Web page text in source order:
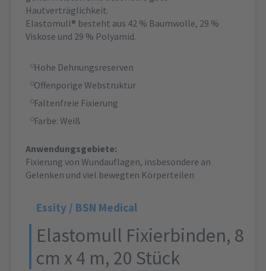
Hautverträglichkeit.
Elastomull® besteht aus 42 % Baumwolle, 29 %
Viskose und 29 % Polyamid.
Hohe Dehnungsreserven
Offenporige Webstruktur
Faltenfreie Fixierung
Farbe: Weiß
Anwendungsgebiete:
Fixierung von Wundauflagen, insbesondere an
Gelenken und viel bewegten Körperteilen
Essity / BSN Medical
Elastomull Fixierbinden, 8
cm x 4 m, 20 Stück